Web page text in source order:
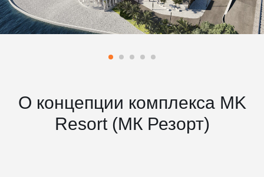
О концепции комплекса MK
Resort (МК Резорт)